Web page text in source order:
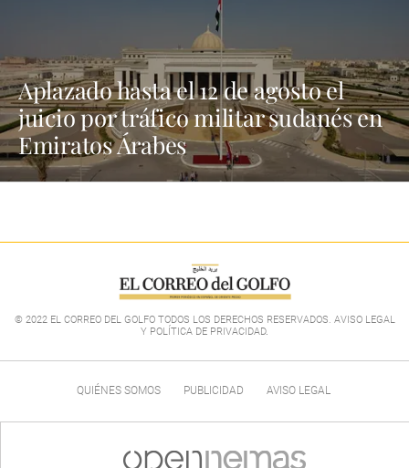
Aplazado hasta el 12 de agosto el
juicio por tráfico militar sudanés en
Emiratos Árabes
© 2022 EL CORREO DEL GOLFO TODOS LOS DERECHOS RESERVADOS. AVISO LEGAL
Y POLÍTICA DE PRIVACIDAD.
QUIÉNES SOMOS PUBLICIDAD AVISO LEGAL